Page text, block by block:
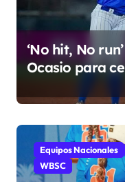
‘No hit, No
Ocasio para
Equipos Nacionales
WBSC